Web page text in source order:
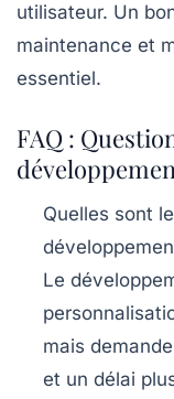
utilisateur. Un
maintenance et
essentiel.
FAQ :
Quelles sont
Le
mais
et un délai